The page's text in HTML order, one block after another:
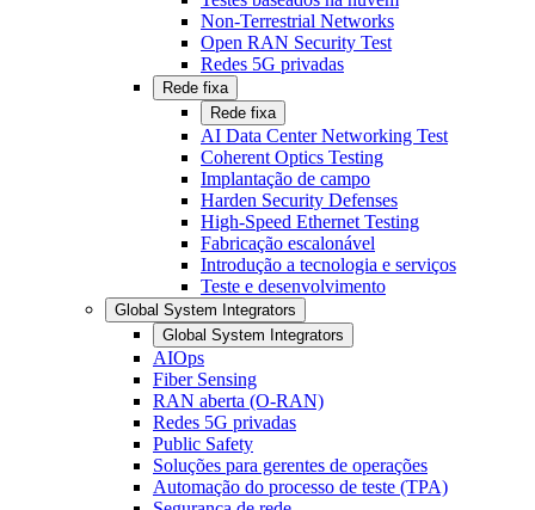
Non-Terrestrial Networks
Open RAN Security Test
Redes 5G privadas
Rede fixa
Rede fixa
AI Data Center Networking Test
Coherent Optics Testing
Implantação de campo
Harden Security Defenses
High-Speed Ethernet Testing
Fabricação escalonável
Introdução a tecnologia e serviços
Teste e desenvolvimento
Global System Integrators
Global System Integrators
AIOps
Fiber Sensing
RAN aberta (O-RAN)
Redes 5G privadas
Public Safety
Soluções para gerentes de operações
Automação do processo de teste (TPA)